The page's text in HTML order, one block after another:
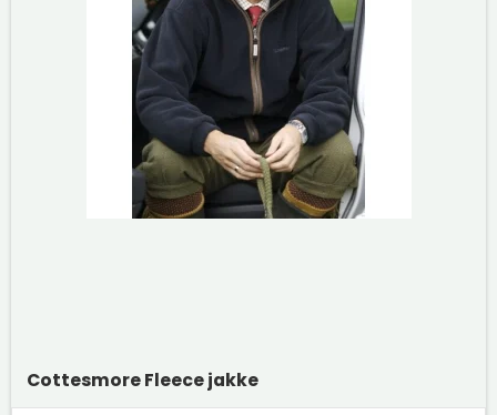
Cottesmore Fleece jakke